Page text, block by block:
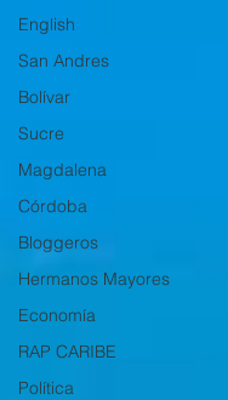
English
San Andres
Bolívar
Sucre
Magdalena
Córdoba
Bloggeros
Hermanos Mayores
Economía
RAP CARIBE
Política